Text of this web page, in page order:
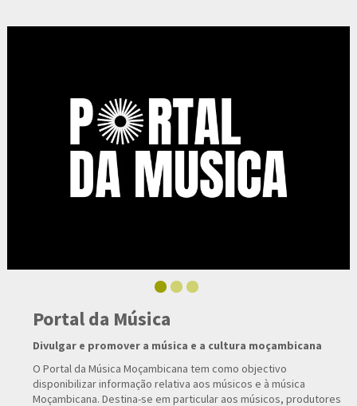
Portal da Música
Divulgar e promover a música e a cultura moçambicana
O Portal da Música Moçambicana tem como objectivo
disponibilizar informação relativa aos músicos e à música
Moçambicana. Destina-se em particular aos músicos, produtores